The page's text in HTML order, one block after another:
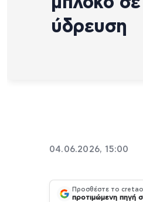
ύδρευση
04.06.2026, 15:00
Προσθέστε το
προτιμώμενη πηγή